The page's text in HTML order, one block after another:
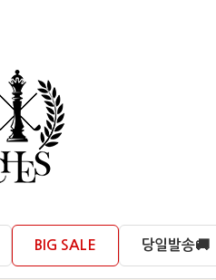
BIG SALE 당일발송🚚